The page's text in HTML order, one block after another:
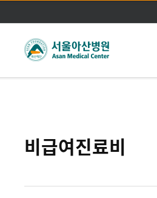
본문바로가
비급여진료비